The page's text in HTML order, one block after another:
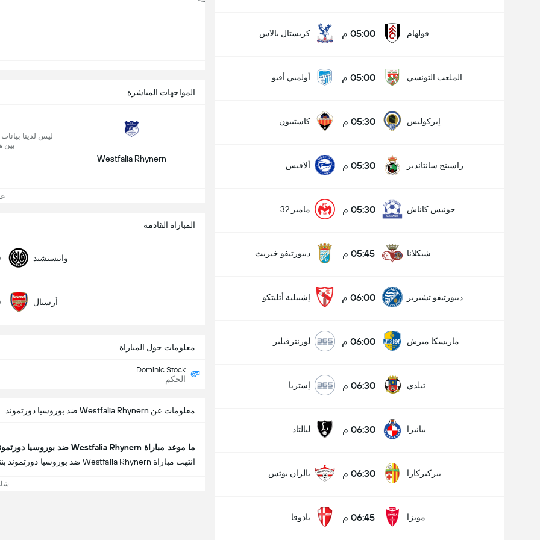
فولهام 05:00 م كريستال بالاس
الملعب التونسي 05:00 م أولمبي أقبو
إيركوليس 05:30 م كاستييون
راسينج سانتاندير 05:30 م ألافيس
جونيس كاناش 05:30 م مامير 32
شيكلانا 05:45 م ديبورتيفو خيريث
ديبورتيفو تشيريز 06:00 م إشبيلية أتليتكو
ماريسكا ميرش 06:00 م لورنتزفيلير
تيلدي 06:30 م إستريا
ييانيرا 06:30 م ليالتاد
بيركيركارا 06:30 م بالزان يوثس
مونزا 06:45 م بادوفا
المباراة القادمة
واتيستشيد
أرسنال
معلومات حول المباراة
Dominic Stock
الحكم
المواجهات المباشرة
Westfalia Rhynern
ليس لدينا
بين
معلومات عن Westfalia Rhynern ضد بوروسيا دورتموند
ما موعد مباراة Westfalia Rhynern ضد بوروسيا دورتموند؟
انتهت مباراة Westfalia Rhynern ضد بوروسيا دورتموند بنتيجة Westfalia Rhynern 0 - 7 بوروسيا دورتموند.